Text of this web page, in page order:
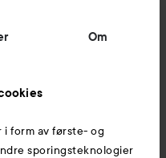
Om
form av første- og
sporingsteknologier